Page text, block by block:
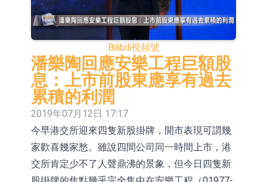
段
【異動股】分立器件板塊下挫，锴威
特(688693.CN)跌11.69%
【異動股】雞肉概念板塊拉升，益生
股份(002458.CN)漲10.02%
台積電7月營收同比增加44.7%
【異動股】港股漲幅榜前十，易居企
業控股(02048.HK)漲+84.21%，金輝
控股(09993.HK)漲+45.60%
新時達：暫未生產四足載人機器人
【異動股】雞肉概念板塊拉升，益生
股份(002458.CN)漲10.02%
【異動股】CRO板塊拉升，藥康生物
(688046.CN)漲19.99%
【異動股】診斷服務板塊拉升，貝瑞
Bilibili視頻號
潘樂陶回應安樂工程巨額股
息：上市前股東應享有過去
累積的利潤
2019年07月12日 17:17
今早港交所迎來四隻新股掛牌，開市表現可謂幾
家歡喜幾家愁。雖說四間公司同一時間上市，港
交所肯定少不了人聲鼎沸的景象，但今日四隻新